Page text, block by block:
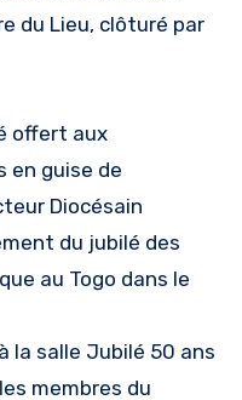
du Lieu, clôturé par
offert aux
en guise de
Diocésain
du jubilé des
au Togo dans le
la salle Jubilé 50 ans
membres du